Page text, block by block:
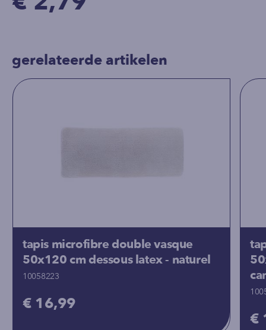
gerelateerde artikelen
tapis microfibre double vasque
50x120 cm dessous latex - naturel
10058223
€ 16,99
€